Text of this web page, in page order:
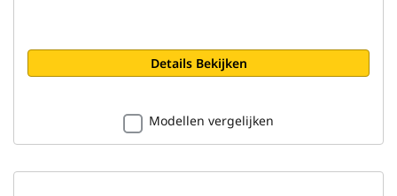
Details Bekijken
Modellen vergelijken